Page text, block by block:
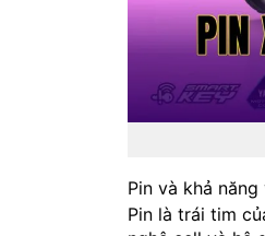
Pin và khả
Pin là trái tim